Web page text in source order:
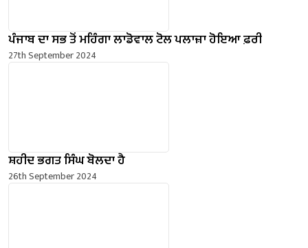
ਪੰਜਾਬ ਦਾ ਸਭ ਤੋਂ ਮਹਿੰਗਾ ਲਾਡੋਵਾਲ ਟੋਲ ਪਲਾਜ਼ਾ ਹੋਇਆ ਫ਼ਰੀ
27th September 2024
ਸ਼ਹੀਦ ਭਗਤ ਸਿੰਘ ਬੋਲਦਾ ਹੈ
26th September 2024